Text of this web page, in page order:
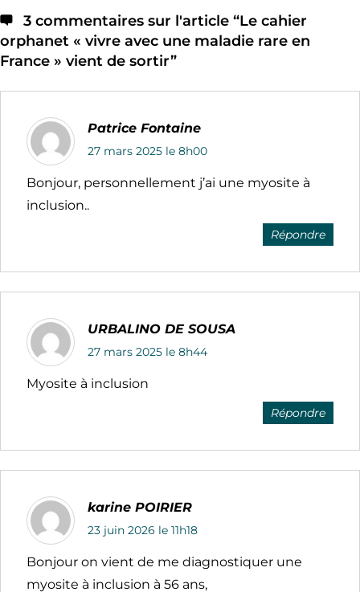
3 commentaires sur l'article “Le cahier
orphanet « vivre avec une maladie rare en
France » vient de sortir”
Patrice Fontaine
27 mars 2025 le 8h00
Bonjour, personnellement j’ai une myosite à
inclusion..
Répondre
URBALINO DE SOUSA
27 mars 2025 le 8h44
Myosite à inclusion
Répondre
karine POIRIER
23 juin 2026 le 11h18
Bonjour on vient de me diagnostiquer une
myosite à inclusion à 56 ans,